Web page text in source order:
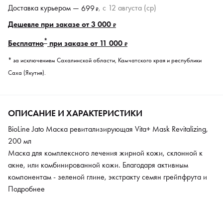
Доставка курьером — 699₽, c 12 августа (ср)
Дешевле при заказе от 3 000 ₽
Бесплатно* при заказе от 11 000 ₽
* за исключением Сахалинской области, Камчатского края и республики
Саха (Якутия).
ОПИСАНИЕ И ХАРАКТЕРИСТИКИ
BioLine Jato Маска ревитализирующая Vita+ Mask Revitalizing,
200 мл
Маска для комплексного лечения жирной кожи, склонной к
акне, или комбинированной кожи. Благодаря активным
компонентам - зеленой глине, экстракту семян грейпфрута и
оксиду цинка, маска контролирует работу сальных желез,
Подробнее